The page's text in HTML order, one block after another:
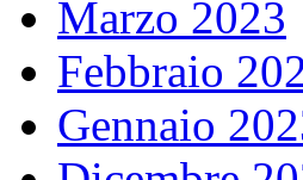
Marzo 2023
Febbraio
Gennaio